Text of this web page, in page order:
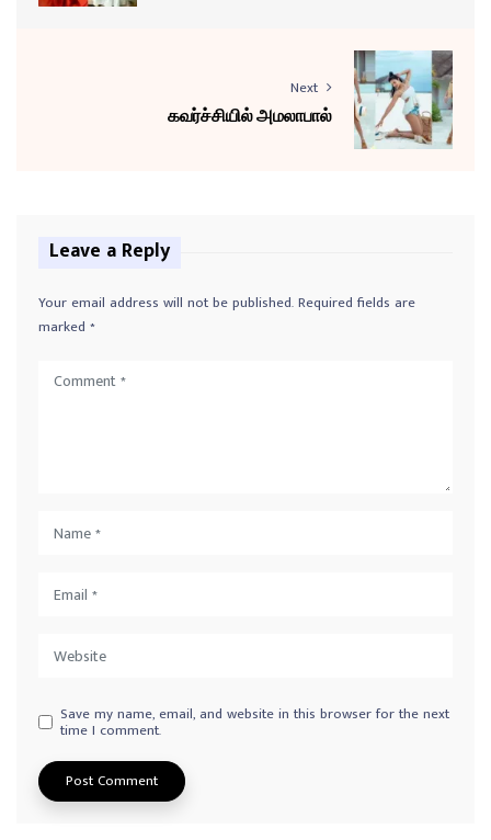
Next
கவர்ச்சியில் அமலாபால்
Leave a Reply
Your email address will not be published.Required fields are
marked *
Save my name, email, and website in this browser for the next
time I comment.